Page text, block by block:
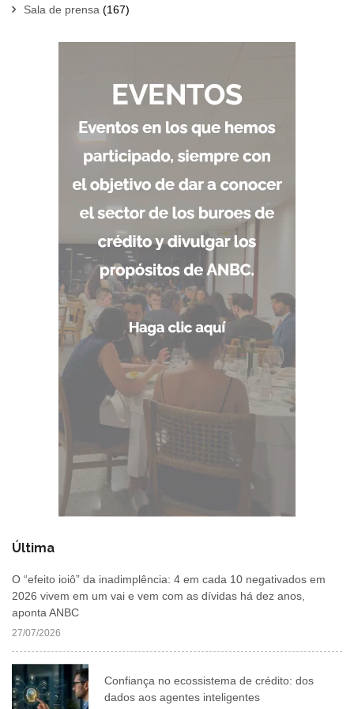
Sala de prensa (167)
Última
O “efeito ioiô” da inadimplência: 4 em cada 10 negativados em
2026 vivem em um vai e vem com as dívidas há dez anos,
aponta ANBC
27/07/2026
Confiança no ecossistema de crédito: dos
dados aos agentes inteligentes